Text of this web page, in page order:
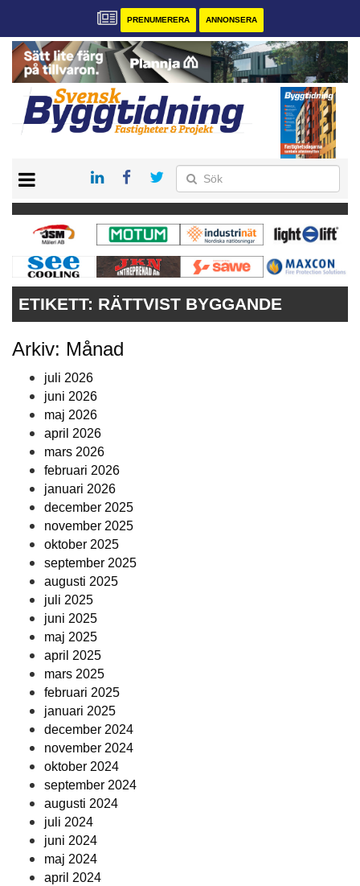
PRENUMERERA ANNONSERA
PRENUMERERA
VÅRA ANDRA MAGASIN
ANNONSERA
KONTAKT
ETIKETT: RÄTTVIST BYGGANDE
Arkiv: Månad
juli 2026
juni 2026
maj 2026
april 2026
mars 2026
februari 2026
januari 2026
december 2025
november 2025
oktober 2025
september 2025
augusti 2025
juli 2025
juni 2025
maj 2025
april 2025
mars 2025
februari 2025
januari 2025
december 2024
november 2024
oktober 2024
september 2024
augusti 2024
juli 2024
juni 2024
maj 2024
april 2024